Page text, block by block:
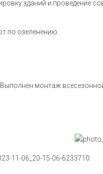
зданий и проведение
по озеленению.
монтаж